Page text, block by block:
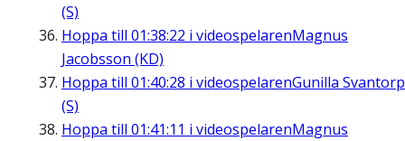
(S)
Hoppa till 01:38:22 i videospelarenMagnus
Jacobsson (KD)
Hoppa till 01:40:28 i videospelarenGunilla Svantorp
(S)
Hoppa till 01:41:11 i videospelarenMagnus